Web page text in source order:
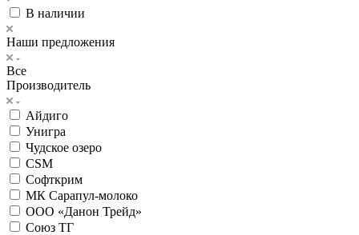
В наличии
Наши предложения
Все
Производитель
Айдиго
Унигра
Чудское озеро
CSM
Софткрим
МК Сарапул-молоко
ООО «Данон Трейд»
Союз ТГ